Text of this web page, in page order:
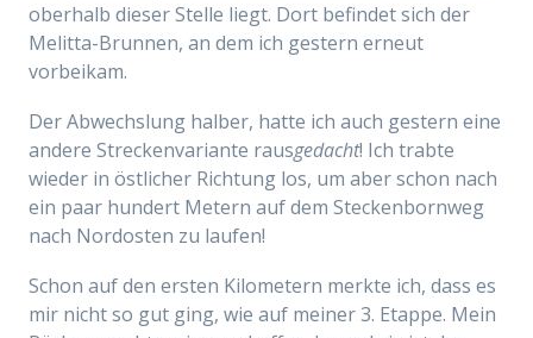
oberhalb dieser Stelle liegt. Dort befindet sich der
Melitta-Brunnen, an dem ich gestern erneut
vorbeikam.
Der Abwechslung halber, hatte ich auch gestern eine
andere Streckenvariante rausgedacht! Ich trabte
wieder in östlicher Richtung los, um aber schon nach
ein paar hundert Metern auf dem Steckenbornweg
nach Nordosten zu laufen!
Schon auf den ersten Kilometern merkte ich, dass es
mir nicht so gut ging, wie auf meiner 3. Etappe. Mein